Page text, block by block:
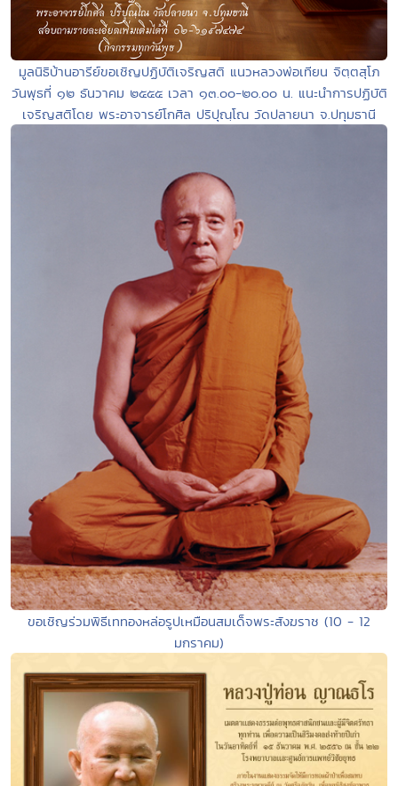
มูลนิธิบ้านอารีย์ขอเชิญปฏิบัติเจริญสติ แนวหลวงพ่อเทียน จิตฺตสุโภ
วันพุธที่ ๑๒ ธันวาคม ๒๕๕๕ เวลา ๑๓.๐๐-๒๐.๐๐ น. แนะนำการปฏิบัติ
เจริญสติโดย พระอาจารย์โกศิล ปริปุณฺโณ วัดปลายนา จ.ปทุมธานี
ขอเชิญร่วมพิธีเททองหล่อรูปเหมือนสมเด็จพระสังฆราช (10 - 12
มกราคม)